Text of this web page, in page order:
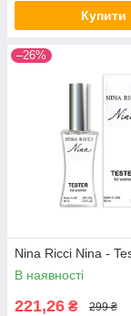
Купити
–26%
Nina Ricci Nina -
В наявності
221,26 ₴ 299 ₴